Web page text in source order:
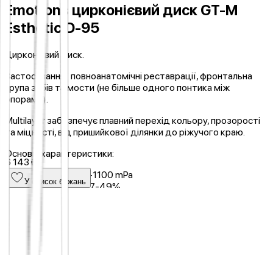
Emotions цирконієвий диск GT-M
Esthetic D-95
Цирконієвий диск.
Застосування: повноанатомічні реставрації, фронтальна
група зубів та мости (не більше одного понтика між
опорами).
Multilayer забезпечує плавний перехід кольору, прозорості
та міцності, від пришийкової ділянки до ріжучого краю.
Основні характеристики:
Міцність: 750-1100 mPa
Прозорість: 47-49%
6 143 ₴
У список бажань